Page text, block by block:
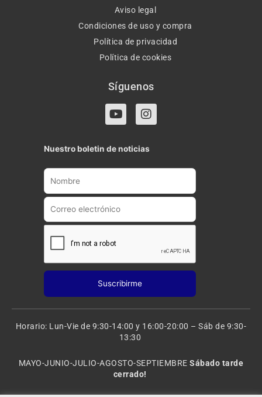
Aviso legal
Condiciones de uso y compra
Política de privacidad
Política de cookies
Síguenos
Y
o
t
u
b
I
n
t
a
g
a
Nuestro boletin de noticias
Horario: Lun-Vie de 9:30-14:00 y 16:00-20:00 – Sáb de 9:30-
13:30
MAYO-JUNIO-JULIO-AGOSTO-SEPTIEMBRESábado tarde
cerrado!